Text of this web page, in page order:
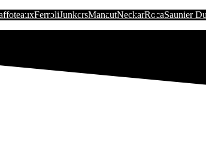
FerroliJunkersManautNeckarRocaSaunier